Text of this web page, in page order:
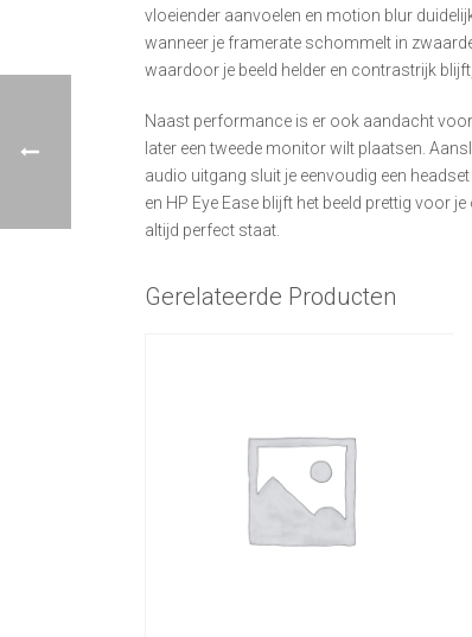
vloeiender aanvoelen en motion blur
wanneer je framerate schommelt in
waardoor je beeld helder en contrastrijk
Naast performance is er ook aandacht
later een tweede monitor wilt plaatsen.
audio uitgang sluit je eenvoudig een
en HP Eye Ease blijft het beeld prettig voor
altijd perfect staat.
Gerelateerde Producten